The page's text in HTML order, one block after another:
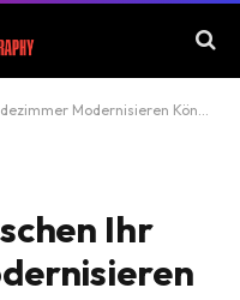
Modernisieren Können
Ihr